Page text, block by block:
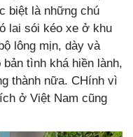
biệt là những chú
lai sói kéo xe ở khu
lông mịn, dày và
tình khá hiền lành,
thành nữa. CHính vì
ở Việt Nam cũng